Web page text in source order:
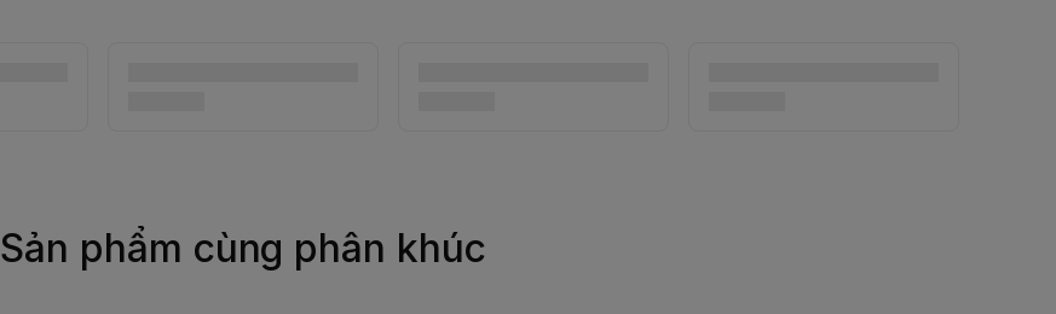
Sản phẩm cùng phân khúc